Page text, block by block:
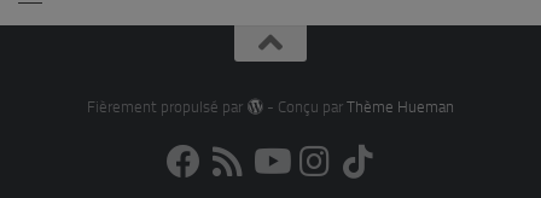
Fièrement propulsé par - Conçu par Thème Hueman